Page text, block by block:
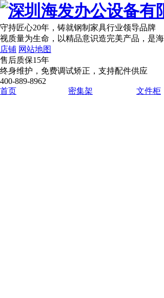
守持匠心20年 ，铸就钢制家具行业领导品牌
视质量为生命，以精品意识造完美产品，是
店铺 网站地图
售后质保15年
终身维护，免费调试矫正，支持配件供应
400-889-8962
首页
密集架 文件柜